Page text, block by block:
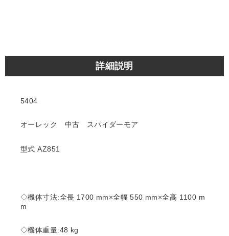
詳細説明
5404
オーレック 中古 スパイダーモア
型式 AZ851
◇機体寸法:全長 1700 mm×全幅 550 mm×全高 1100 m
m
◇機体重量:48 kg